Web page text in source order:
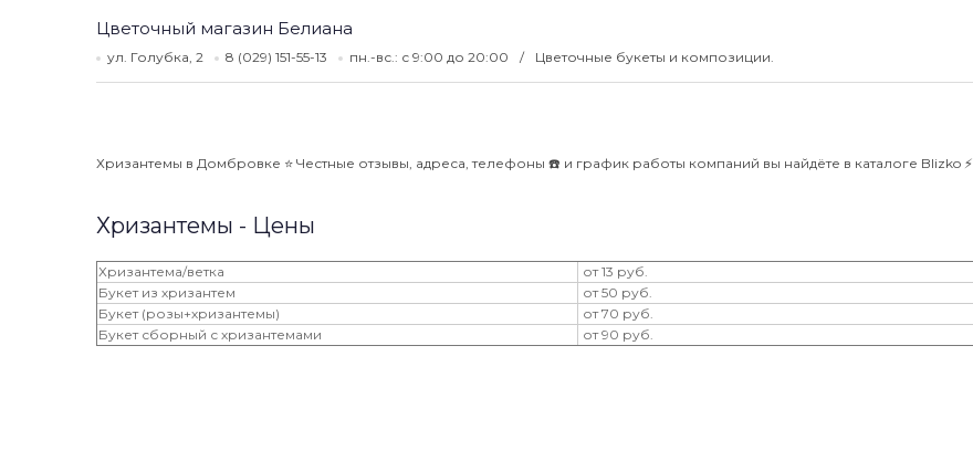
Цветочный магазин Белиана
ул. Голубка, 2 8 (029) 151-55-13 пн.-вс.: с 9:00 до 20:00 Цветочные букеты и композиции.
Хризантемы в Домбровке ⭐️ Честные отзывы, адреса, телефоны ☎️ и график работы компаний вы найдёте в каталоге Blizko ⚡️
Хризантемы - Цены
Хризантема/ветка
от 13 руб.
Букет из хризантем
от 50 руб.
Букет (розы+хризантемы)
от 70 руб.
Букет сборный с хризантемами
от 90 руб.